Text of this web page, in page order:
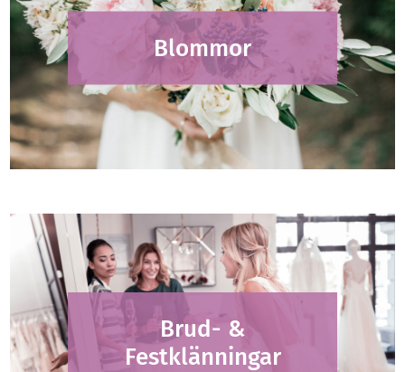
Blommor
Brud- &
Festklänningar